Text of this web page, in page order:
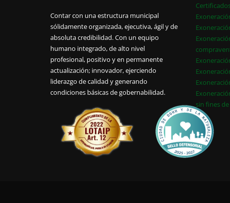
Contar con una estructura municipal
sólidamente organizada, ejecutiva, ágil y de
absoluta credibilidad. Con un equipo
humano integrado, de alto nivel
profesional, positivo y en permanente
actualización; innovador, ejerciendo
liderazgo de calidad y generando
condiciones básicas de gobernabilidad.
sin fines